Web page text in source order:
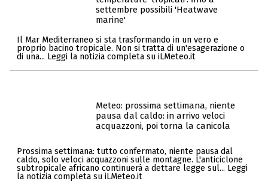
settembre possibili 'Heatwave
marine'
Il Mar Mediterraneo si sta trasformando in un vero e
proprio bacino tropicale. Non si tratta di un'esagerazione o
di una... Leggi la notizia completa su iLMeteo.it
Meteo: prossima settimana, niente
pausa dal caldo: in arrivo veloci
acquazzoni, poi torna la canicola
Prossima settimana: tutto confermato, niente pausa dal
caldo, solo veloci acquazzoni sulle montagne. L'anticiclone
subtropicale africano continuerà a dettare legge sul... Leggi
la notizia completa su iLMeteo.it